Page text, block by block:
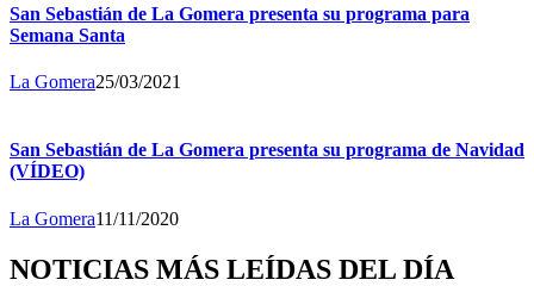
San Sebastián de La Gomera presenta su programa para
Semana Santa
La Gomera25/03/2021
San Sebastián de La Gomera presenta su programa de Navidad
(VÍDEO)
La Gomera11/11/2020
NOTICIAS MÁS LEÍDAS DEL DÍA